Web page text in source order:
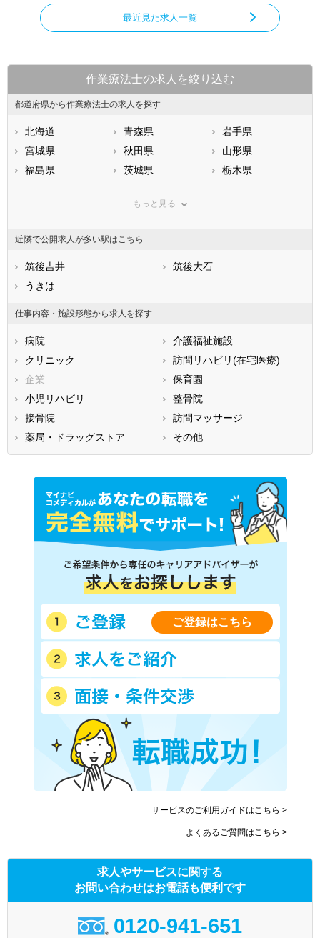
最近見た求人一覧
作業療法士の求人を絞り込む
都道府県から作業療法士の求人を探す
北海道 青森県
岩手県
宮城県
秋田県
山形県
福島県
茨城県
栃木県
神奈川県
石川県
福井県
静岡県
滋賀県
広島県
徳島県
香川県
高知県
福岡県
熊本県
鹿児島県
もっと見る
近隣で公開求人が多い駅はこちら
筑後吉井
筑後大石
うきは
仕事内容・施設形態から求人を探す
病院
介護福祉施設
クリニック
訪問リハビリ(在宅医療)
企業
保育園
小児リハビリ
整骨院
接骨院
訪問マッサージ
薬局・ドラッグストア
その他
ご登録はこちら
サービスのご利用ガイドはこちら >
よくあるご質問はこちら >
求人やサービスに関する
お問い合わせはお電話も便利です
0120-941-651